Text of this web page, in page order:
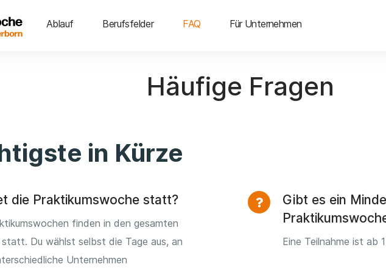
Ablauf Berufsfelder FAQ Für Unternehmen
Häufige Fragen
in Kürze
die Praktikumswoche statt?
finden in den gesamten
Du wählst selbst die Tage aus, an
Unternehmen
Gibt es ein
Eine Teilnahme ist ab